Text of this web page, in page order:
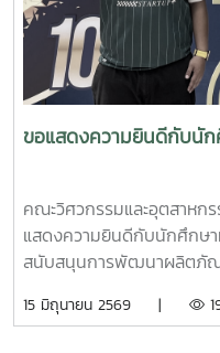
ขอแสดงความยินดีกับนั
คณะวิศวกรรมและอุตสาหก
แสดงความยินดีกับนักศึกษ
สนับสนุนการพัฒนาผลิตภั
2026 รอบภูมิภาค ภาคเหนื
15 มิถุนายน 2569 |